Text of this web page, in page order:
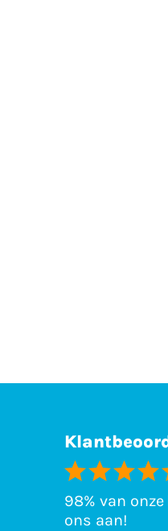
98% van
ons aan!